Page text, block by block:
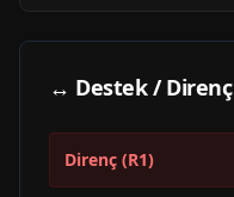
↔ Destek / Direnç
Direnç (R1)